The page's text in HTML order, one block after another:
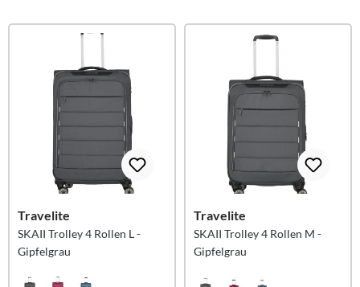
Travelite
SKAII Trolley 4 Rollen L -
Gipfelgrau
Travelite
SKAII Trolley 4 Rollen M -
Gipfelgrau